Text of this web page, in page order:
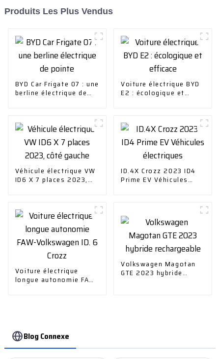
Produits Les Plus Vendus
BYD Car Frigate 07 : une
berline électrique de
Voiture électrique BYD
E2 : écologique et
Véhicule électrique VW
ID6 X 7 places 2023,
ID.4X Crozz 2023 ID4
Prime EV Véhicules
Voiture électrique
longue autonomie FAW-
Volkswagen Magotan
GTE 2023 hybride
Blog Connexe